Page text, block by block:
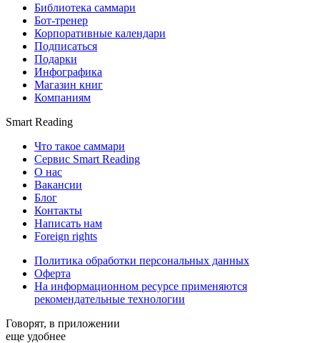
Библиотека саммари
Бот-тренер
Корпоративные календари
Подписаться
Подарки
Инфографика
Магазин книг
Компаниям
Smart Reading
Что такое саммари
Сервис Smart Reading
О нас
Вакансии
Блог
Контакты
Написать нам
Foreign rights
Политика обработки персональных данных
Оферта
На информационном ресурсе применяются
рекомендательные технологии
Говорят, в приложении
еще удобнее